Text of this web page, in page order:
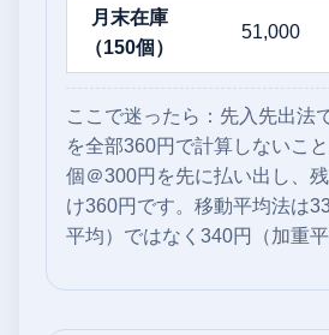
月末在庫
（150個）
51,000
ここで迷ったら：先入先出法
を全部360円で計算しないこ
個＠300円を先に払い出し、
け360円です。移動平均法は
平均）ではなく340円（加重平